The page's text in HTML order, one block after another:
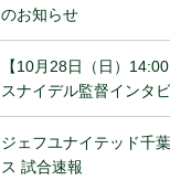
のお知らせ
【10月28日（日）
スナイデル監督インタ
ジェフユナイテッド千
ス 試合速報